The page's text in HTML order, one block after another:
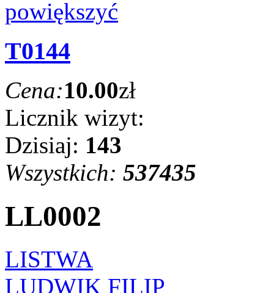
T0144
Cena:10.00zł
Licznik wizyt:
Dzisiaj: 143
Wszystkich: 537435
LL0002
LISTWA
LUDWIK FILIP